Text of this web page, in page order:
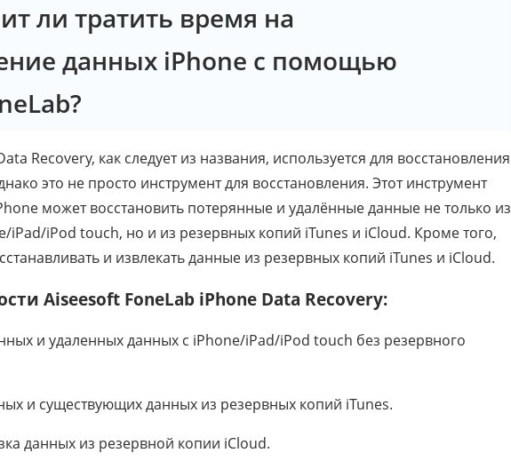
ли тратить время на
данных iPhone с помощью
Recovery, как следует из названия, используется для восстановления
это не просто инструмент для восстановления. Этот инструмент
может восстановить потерянные и удалённые данные не только из
iPad/iPod touch, но и из резервных копий iTunes и iCloud. Кроме того,
и извлекать данные из резервных копий iTunes и iCloud.
Aiseesoft FoneLab iPhone Data Recovery:
и удаленных данных с iPhone/iPad/iPod touch без резервного
и существующих данных из резервных копий iTunes.
данных из резервной копии iCloud.